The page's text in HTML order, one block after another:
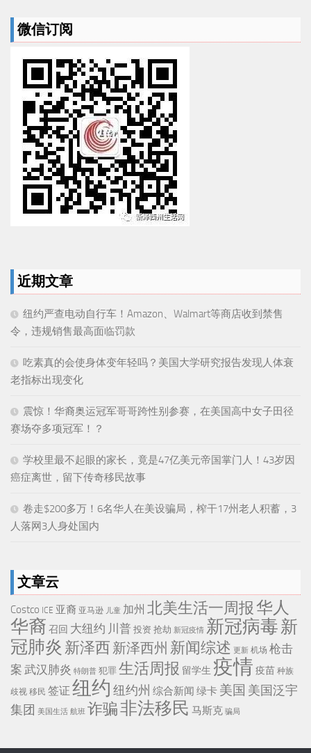
微信订阅
近期文章
纽约严查电动自行车！Amazon、Walmart等商店收到禁售
令，违规销售最高面临罚款
吃素真的会使身体变年轻吗？美国大学研究报告发现人体衰
老指标出现变化
震惊！华裔奥运冠军哥哥跨性别参赛，在美国高中女子田径
赛场夺多项冠军！？
学校里最不起眼的家长，竟是47亿美元帝国掌门人！43岁因
癌症离世，留下传奇移民故事
卷走$200多万！6名华人在美设骗局，榨干17州老人积蓄，3
人落网3人身处国内
文章云
Costco ICE 亚裔 亚马逊 儿童 加州 北美生活一周报 华人
华裔 召回 大纽约 川普 投资 抢劫 新冠疫情 新冠病毒新
冠肺炎 新泽西 新泽西州 新闻综述 更新 机场 枪击
案 武汉肺炎 特朗普 犯罪 生活周报 留学生 疫情 疫苗 种族
歧视 移民 签证 纽约 纽约州 综合新闻 绿卡 美国 美国泛宇
集团 美国生活 航班 诈骗非法移民 马斯克 骗局